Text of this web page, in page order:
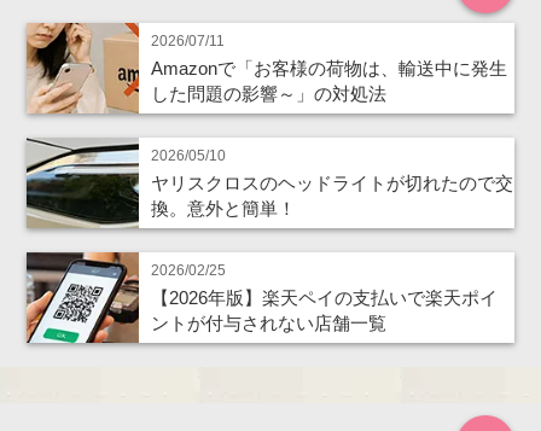
2026/07/11
Amazonで「お客様の荷物は、輸送中に発生
した問題の影響～」の対処法
2026/05/10
ヤリスクロスのヘッドライトが切れたので交
換。意外と簡単！
2026/02/25
【2026年版】楽天ペイの支払いで楽天ポイ
ントが付与されない店舗一覧